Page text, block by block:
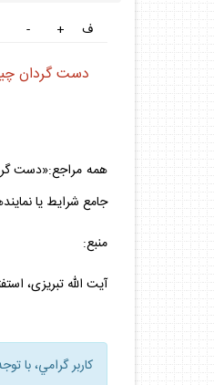
ف
+
-
دست گردان
همه مراجع:«دست
جامع شرايط يا
منبع:
آيت الله تبريزى، استفتاءات، س 882؛آيت الله فاضل، جامع المسائل، ج 1، س 902؛آيت الله صافى، جامع
كاربر گرامي، با